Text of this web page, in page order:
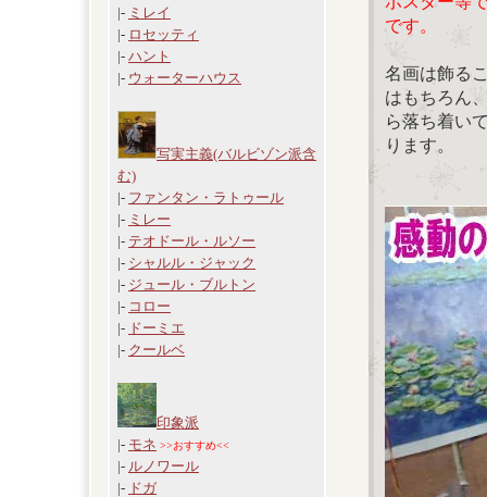
|- ミレイ
|- ロセッティ
|- ハント
|- ウォーターハウス
写実主義(バルビゾン派含
む)
|- ファンタン・ラトゥール
|- ミレー
|- テオドール・ルソー
|- シャルル・ジャック
|- ジュール・ブルトン
|- コロー
|- ドーミエ
|- クールベ
印象派
|- モネ >>おすすめ<<
|- ルノワール
|- ドガ
です。
名画は飾る
はもちろん
ら落ち着い
ります。